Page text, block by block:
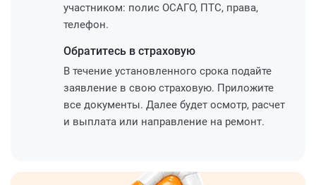
участником: полис ОСАГО, ПТС, права,
телефон.
Обратитесь в страховую
В течение установленного срока подайте
заявление в свою страховую. Приложите
все документы. Далее будет осмотр, расчет
и выплата или направление на ремонт.